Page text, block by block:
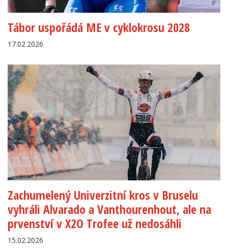
Tábor uspořádá ME v cyklokrosu 2028
17.02.2026
Zachumelený Univerzitní kros v Bruselu
vyhráli Alvarado a Vanthourenhout, ale na
prvenství v X2O Trofee už nedosáhli
15.02.2026